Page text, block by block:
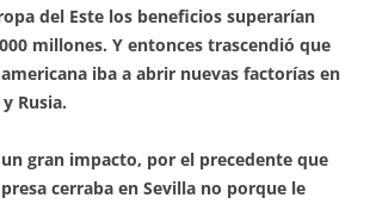
del Este los beneficios superarían
millones. Y entonces trascendió que
iba a abrir nuevas factorías en
Rusia.
gran impacto, por el precedente que
cerraba en Sevilla no porque le